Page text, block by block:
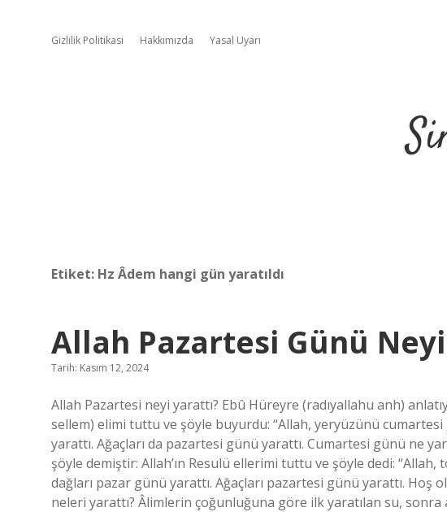
Gizlilik Politikası Hakkımızda Yasal Uyarı
Etiket: Hz Âdem hangi gün yaratıldı
Allah Pazartesi Günü
Tarih: Kasım 12, 2024
Allah Pazartesi neyi yarattı? Ebû Hüreyre (radıyallahu anh)
sellem) elimi tuttu ve şöyle buyurdu: “Allah, yeryüzünü
yarattı. Ağaçları da pazartesi günü yarattı. Cumartesi günü ne
şöyle demiştir: Allah’ın Resulü ellerimi tuttu ve şöyle dedi:
dağları pazar günü yarattı. Ağaçları pazartesi günü yarattı. Hoş
neleri yarattı? Âlimlerin çoğunluğuna göre ilk yaratılan su,